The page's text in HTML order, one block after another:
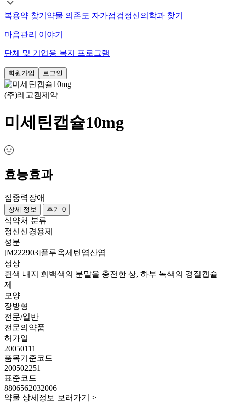
복용약 찾기 약물 의존도 자가점검정신의학과 찾기
마음관리 이야기
단체 및 기업용 복지 프로그램
회원가입 로그인
(주)레고켐제약
미세틴캡슐10mg
효능효과
집중력장애
상세 정보 후기 0
식약처 분류
정신신경용제
성분
[M222903]플루옥세틴염산염
성상
흰색 내지 회백색의 분말을 충전한 상, 하부 녹색의 경질캡슐
제
모양
장방형
전문/일반
전문의약품
허가일
20050111
품목기준코드
200502251
표준코드
8806562032006
약물 상세정보 보러가기 >